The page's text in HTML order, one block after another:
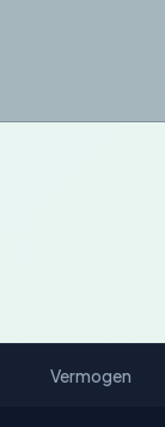
Vermogen